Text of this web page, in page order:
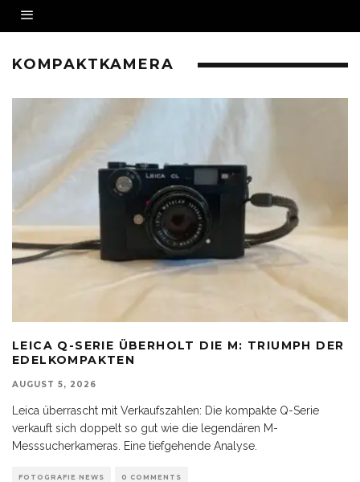
KOMPAKTKAMERA
LEICA Q-SERIE ÜBERHOLT DIE M: TRIUMPH DER
EDELKOMPAKTEN
AUGUST 5, 2026
Leica überrascht mit Verkaufszahlen: Die kompakte Q-Serie
verkauft sich doppelt so gut wie die legendären M-
Messsucherkameras. Eine tiefgehende Analyse.
FOTOGRAFIE NEWS 0 COMMENTS